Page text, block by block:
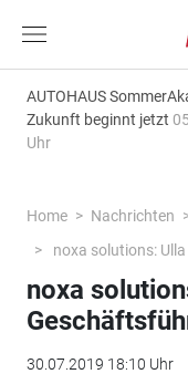
AUTOHAUS
Zukunft beginnt jetzt
Uhr
Home Nachrichten
noxa solutions:
noxa
30.07.2019 18:10 Uhr